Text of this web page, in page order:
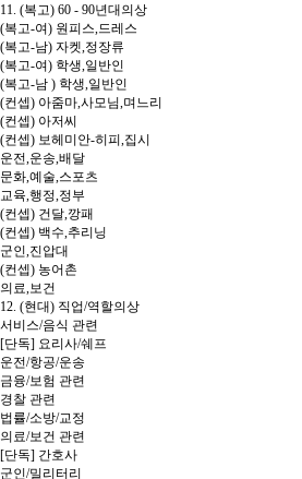
11. (복고) 60 - 90년대의상
(복고-여) 원피스,드레스
(복고-남) 자켓,정장류
(복고-여) 학생,일반인
(복고-남 ) 학생,일반인
(컨셉) 아줌마,사모님,며느리
(컨셉) 아저씨
(컨셉) 보헤미안-히피,집시
운전,운송,배달
문화,예술,스포츠
교육,행정,정부
(컨셉) 건달,깡패
(컨셉) 백수,추리닝
군인,진압대
(컨셉) 농어촌
의료,보건
12. (현대) 직업/역할의상
서비스/음식 관련
[단독] 요리사/쉐프
운전/항공/운송
금융/보험 관련
경찰 관련
법률/소방/교정
의료/보건 관련
[단독] 간호사
군인/밀리터리